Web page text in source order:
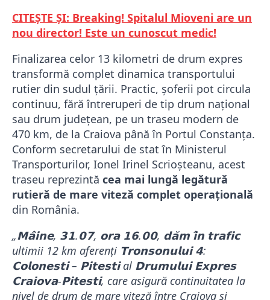
CITEȘTE ȘI: Breaking! Spitalul Mioveni are un
nou director! Este un cunoscut medic!
Finalizarea celor 13 kilometri de drum expres
transformă complet dinamica transportului
rutier din sudul țării. Practic, șoferii pot circula
continuu, fără întreruperi de tip drum național
sau drum județean, pe un traseu modern de
470 km, de la Craiova până în Portul Constanța.
Conform secretarului de stat în Ministerul
Transporturilor, Ionel Irinel Scrioșteanu, acest
traseu reprezintă cea mai lungă legătură
rutieră de mare viteză complet operațională
din România.
„𝗠𝗮̂𝗶𝗻𝗲, 𝟯𝟭.𝟬𝟳, 𝗼𝗿𝗮 𝟭𝟲.𝟬𝟬, 𝗱𝗮̆𝗺 𝗶̂𝗻 𝘁𝗿𝗮𝗳𝗶𝗰
ultimii 12 km aferenți 𝗧𝗿𝗼𝗻𝘀𝗼𝗻𝘂𝗹𝘂𝗶 𝟰:
𝗖𝗼𝗹𝗼𝗻𝗲𝘀𝘁𝗶 – 𝗣𝗶𝘁𝗲𝘀𝘁𝗶 al 𝗗𝗿𝘂𝗺𝘂𝗹𝘂𝗶 𝗘𝘅𝗽𝗿𝗲𝘀
𝗖𝗿𝗮𝗶𝗼𝘃𝗮-𝗣𝗶𝘁𝗲𝘀𝘁𝗶, care asigură continuitatea la
nivel de drum de mare viteză între Craiova și